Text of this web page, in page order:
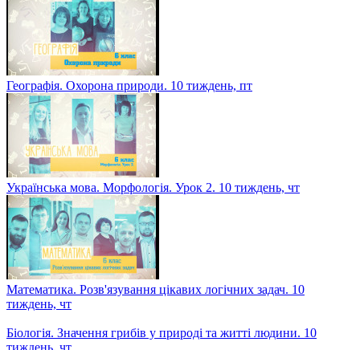
Географія. Охорона природи. 10 тиждень, пт
Українська мова. Морфологія. Урок 2. 10 тиждень, чт
Математика. Розв'язування цікавих логічних задач. 10
тиждень, чт